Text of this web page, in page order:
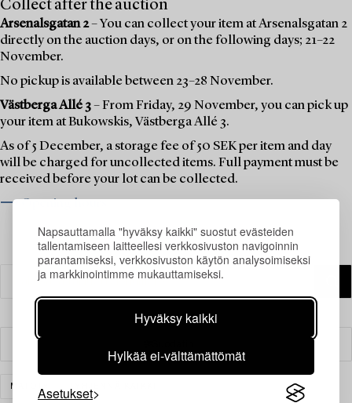
Napsauttamalla "hyväksy kaikki" suostut evästeiden
tallentamiseen laitteellesi verkkosivuston navigoinnin
parantamiseksi, verkkosivuston käytön analysoimiseksi
ja markkinointimme mukauttamiseksi.
Hyväksy kaikki
Hylkää ei-välttämättömät
Asetukset
Collect after the auction
Arsenalsgatan 2– You can collect your item at Arsenalsgatan 2
directly on the auction days, or on the following days; 21–22
November.
No pickup is available between 23–28 November.
Västberga Allé 3– From Friday, 29 November, you can pick up
your item at Bukowskis, Västberga Allé 3.
As of 5 December, a storage fee of 50 SEK per item and day
will be charged for uncollected items. Full payment must be
received before your lot can be collected.
⟶ Opening hours
MATOT